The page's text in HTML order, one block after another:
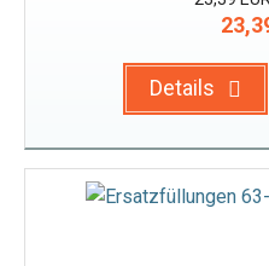
Details